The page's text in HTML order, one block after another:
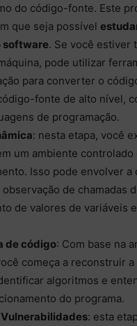
do código-fonte. Este
que seja possível
software. Se você estiver
pode utilizar
para converter o
fonte de alto nível,
de programação.
: nesta etapa, você
um ambiente
Isso pode envolver a
de chamadas
de valores de variáveis
de código: Com base na
começa a reconstruir
algoritmos e
do programa.
: esta